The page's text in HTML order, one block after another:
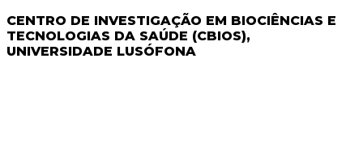
CENTRO DE INVESTIGAÇÃO EM BIOCIÊNCIAS E
TECNOLOGIAS DA SAÚDE (CBIOS),
UNIVERSIDADE LUSÓFONA